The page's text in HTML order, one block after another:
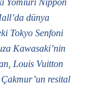
Yomiuri Nippon
dünya
Tokyo Senfoni
Kawasaki’nin
Louis Vuitton
resital